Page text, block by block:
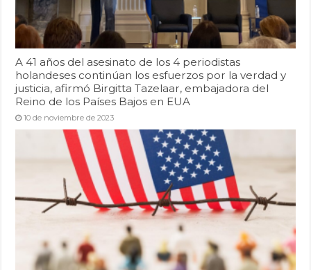
A 41 años del asesinato de los 4 periodistas
holandeses continúan los esfuerzos por la verdad y
justicia, afirmó Birgitta Tazelaar, embajadora del
Reino de los Países Bajos en EUA
10 de noviembre de 2023